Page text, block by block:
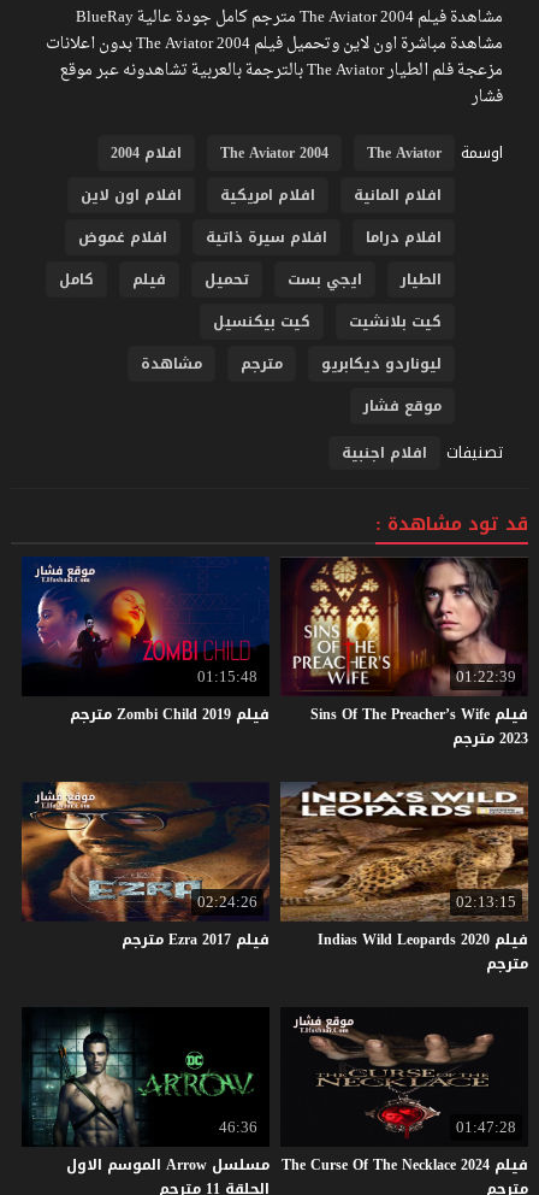
مشاهدة فيلم The Aviator 2004 مترجم كامل جودة عالية BlueRay
مشاهدة مباشرة اون لاين وتحميل فيلم The Aviator 2004 بدون اعلانات
مزعجة فلم الطيار The Aviator بالترجمة بالعربية تشاهدونه عبر موقع
فشار
اوسمة
The Aviator
The Aviator 2004
افلام 2004
افلام المانية
افلام امريكية
افلام اون لاين
افلام دراما
افلام سيرة ذاتية
افلام غموض
الطيار
ايجي بست تحميل فيلم
كامل
كيت بلانشيت
كيت بيكنسيل
ليوناردو ديكابريو
مترجم
مشاهدة
موقع فشار
تصنيفات افلام اجنبية
قد تود مشاهدة :
01:22:39
فيلم Sins Of The Preacher’s Wife
2023 مترجم
01:15:48
فيلم ZombiChild2019 مترجم
02:13:15
فيلم Indias Wild Leopards 2020
مترجم
02:24:26
فيلم Ezra2017 مترجم
01:47:28
فيلم The Curse Of The Necklace 2024
مترجم
46:36
مسلسل Arrow الموسم الاول
الحلقة 11 مترجم